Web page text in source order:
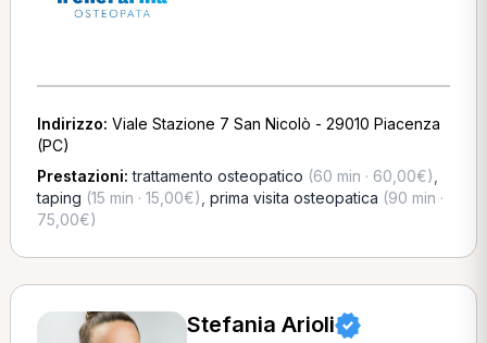
Indirizzo: Viale Stazione 7 San Nicolò - 29010 Piacenza
(PC)
Prestazioni:trattamento osteopatico (60 min · 60,00€)
taping (15 min · 15,00€) prima visita osteopatica (90 min ·
75,00€)
Stefania Arioli